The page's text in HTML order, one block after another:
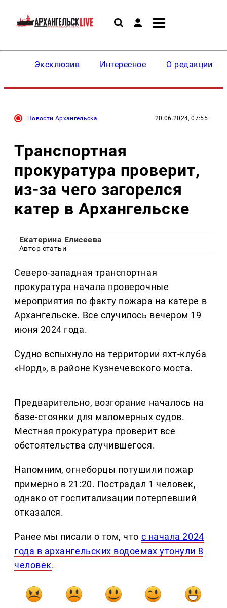
Эксклюзив Интересное О редакции
Новости Архангельска 20.06.2024, 07:55
Транспортная
прокуратура проверит,
из-за чего загорелся
катер в Архангельске
Екатерина Елисеева
Автор статьи
Северо-западная транспортная
прокуратура начала проверочные
мероприятия по факту пожара на катере в
Архангельске. Все случилось вечером 19
июня 2024 года.
Судно вспыхнуло на территории яхт-клуба
«Норд», в районе Кузнечевского моста.
Предварительно, возгорание началось на
базе-стоянки для маломерных судов.
Местная прокуратура проверит все
обстоятельства случившегося.
Напомним, огнеборцы потушили пожар
примерно в 21:20. Пострадал 1 человек,
однако от госпитализации потерпевший
отказался.
Ранее мы писали о том, что с начала 2024
года в архангельских водоемах утонули 8
человек.